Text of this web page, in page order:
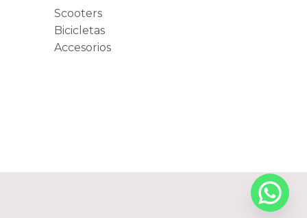
Scooters
Bicicletas
Accesorios